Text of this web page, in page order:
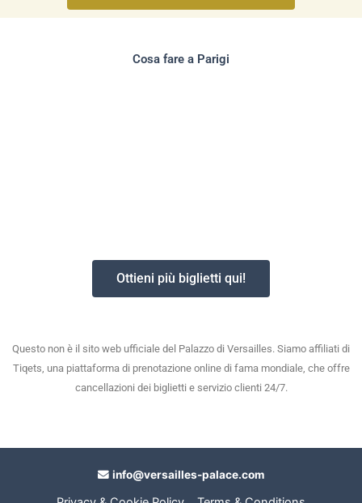
Cosa fare a Parigi
Ottieni più biglietti qui!
Questo non è il sito web ufficiale del Palazzo di Versailles. Siamo affiliati di
Tiqets, una piattaforma di prenotazione online di fama mondiale, che offre
cancellazioni dei biglietti e servizio clienti 24/7.
info@versailles-palace.com